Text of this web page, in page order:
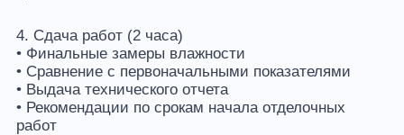
4. Сдача работ (2 часа)
• Финальные замеры влажности
• Сравнение с первоначальными показателями
• Выдача технического отчета
• Рекомендации по срокам начала отделочных
работ